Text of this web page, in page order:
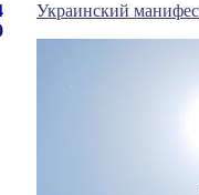
Украинский